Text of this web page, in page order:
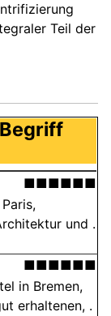
Teil der
■■■■■■
und .
■■■■■■
in Bremen,
erhaltenen, .